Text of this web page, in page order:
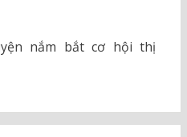
nắm bắt cơ hội thị